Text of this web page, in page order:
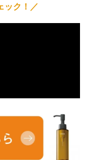
ック！／